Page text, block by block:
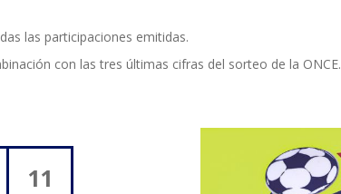
las participaciones emitidas.
con las tres últimas cifras del sorteo de la ONCE.
11